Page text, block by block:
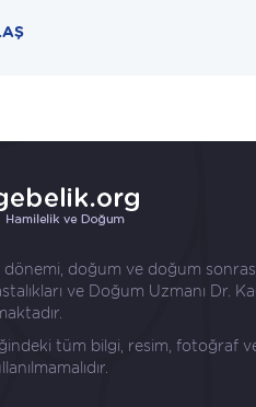
dönemi, doğum ve doğum
ve Doğum Uzmanı Dr.
tüm bilgi, resim, fotoğraf